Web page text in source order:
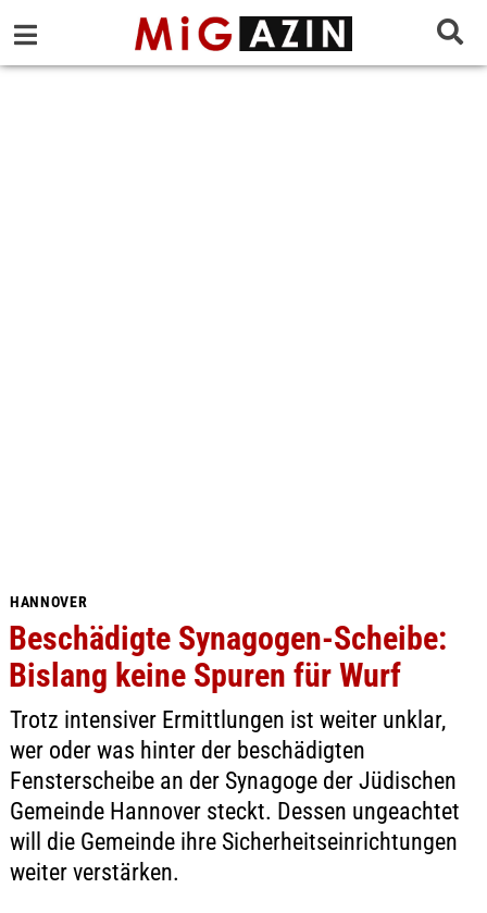
HANNOVER
Beschädigte Synagogen-Scheibe:
Bislang keine Spuren für Wurf
Trotz intensiver Ermittlungen ist weiter unklar,
wer oder was hinter der beschädigten
Fensterscheibe an der Synagoge der Jüdischen
Gemeinde Hannover steckt. Dessen ungeachtet
will die Gemeinde ihre Sicherheitseinrichtungen
weiter verstärken.